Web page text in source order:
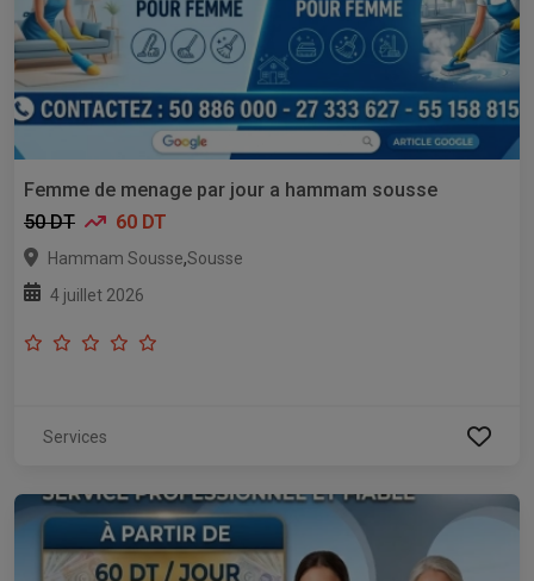
Femme de menage par jour a hammam sousse
50 DT
60 DT
Hammam Sousse,Sousse
4 juillet 2026
Services